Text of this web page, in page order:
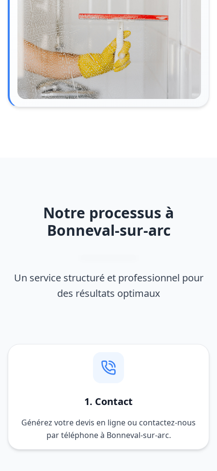
Notre processus à
Bonneval-sur-arc
Un service structuré et professionnel pour
des résultats optimaux
1. Contact
Générez votre devis en ligne ou contactez-nous
par téléphone à Bonneval-sur-arc.